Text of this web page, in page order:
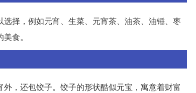
择，例如元宵、生菜、元宵茶、油茶、油锤、枣
食。
，还包饺子。饺子的形状酷似元宝，寓意着财富